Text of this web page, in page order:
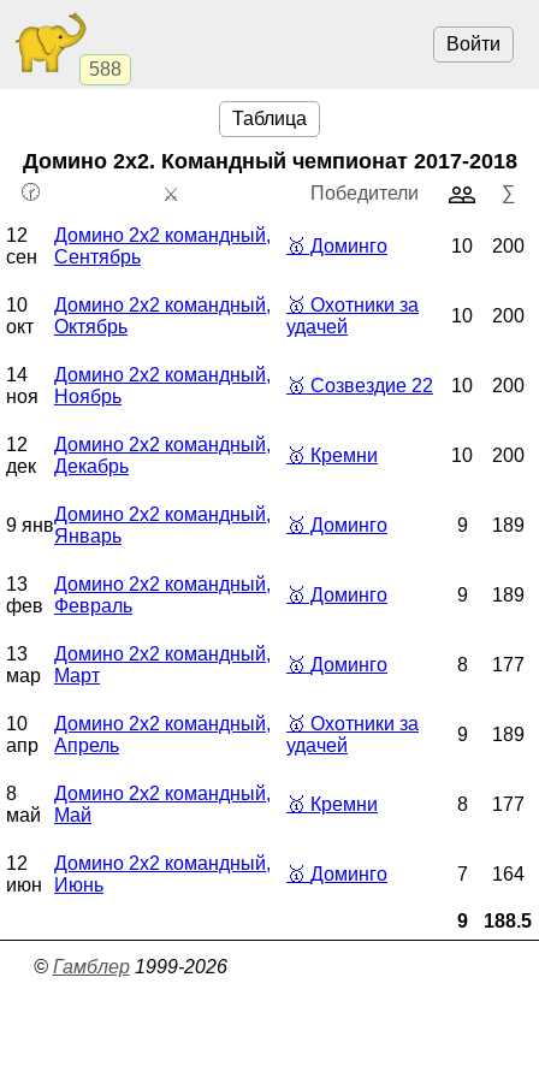
588
Войти
Таблица
Домино 2x2. Командный чемпионат 2017-2018
🕝 ⚔️ Победители ∑
12
сен
Домино 2x2 командный,
Сентябрь
🥇 Доминго 10 200
10
окт
Домино 2x2 командный,
Октябрь
🥇 Охотники за
удачей
10 200
14
ноя
Домино 2x2 командный,
Ноябрь
🥇 Созвездие 22 10 200
12
дек
Домино 2x2 командный,
Декабрь
🥇 Кремни 10 200
9 янв
Домино 2x2 командный,
Январь
🥇 Доминго 9 189
13
фев
Домино 2x2 командный,
Февраль
🥇 Доминго 9 189
13
мар
Домино 2x2 командный,
Март
🥇 Доминго 8 177
10
апр
Домино 2x2 командный,
Апрель
🥇 Охотники за
удачей
9 189
8
май
Домино 2x2 командный,
Май
🥇 Кремни 8 177
12
июн
Домино 2x2 командный,
Июнь
🥇 Доминго 7 164
9 188.5
© Гамблер1999-2026